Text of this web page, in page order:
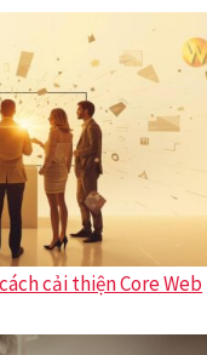
cải thiện Core Web